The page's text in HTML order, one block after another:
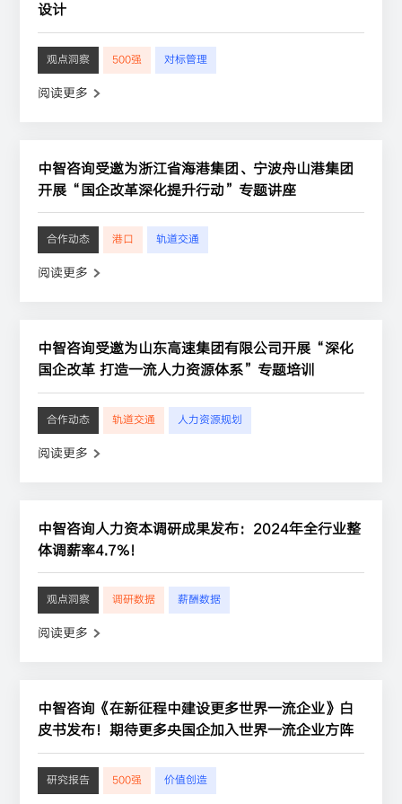
设计
观点洞察 500强 对标管理
阅读更多
中智咨询受邀为浙江省海港集团、宁波舟山港集团
开展“国企改革深化提升行动”专题讲座
合作动态 港口 轨道交通
阅读更多
中智咨询受邀为山东高速集团有限公司开展“深化
国企改革 打造一流人力资源体系”专题培训
合作动态 轨道交通 人力资源规划
阅读更多
中智咨询人力资本调研成果发布：2024年全行业整
体调薪率4.7%！
观点洞察 调研数据 薪酬数据
阅读更多
中智咨询《在新征程中建设更多世界一流企业》白
皮书发布！期待更多央国企加入世界一流企业方阵
研究报告 500强 价值创造